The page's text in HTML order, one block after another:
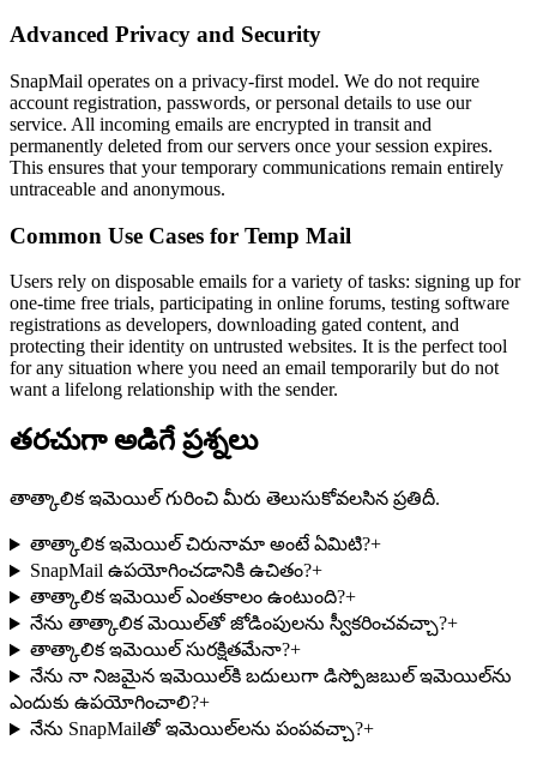
Advanced Privacy and Security
SnapMail operates on a privacy-first model. We do not require
account registration, passwords, or personal details to use our
service. All incoming emails are encrypted in transit and
permanently deleted from our servers once your session expires.
This ensures that your temporary communications remain entirely
untraceable and anonymous.
Common Use Cases for Temp Mail
Users rely on disposable emails for a variety of tasks: signing up for
one-time free trials, participating in online forums, testing software
registrations as developers, downloading gated content, and
protecting their identity on untrusted websites. It is the perfect tool
for any situation where you need an email temporarily but do not
want a lifelong relationship with the sender.
తరచుగా అడిగే ప్రశ్నలు
తాత్కాలిక ఇమెయిల్ గురించి మీరు తెలుసుకోవలసిన ప్రతిదీ.
తాత్కాలిక ఇమెయిల్ చిరునామా అంటే ఏమిటి?+
SnapMail ఉపయోగించడానికి ఉచితం?+
తాత్కాలిక ఇమెయిల్ ఎంతకాలం ఉంటుంది?+
నేను తాత్కాలిక మెయిల్‌తో జోడింపులను స్వీకరించవచ్చా?+
తాత్కాలిక ఇమెయిల్ సురక్షితమేనా?+
నేను నా నిజమైన ఇమెయిల్‌కి బదులుగా డిస్పోజబుల్ ఇమెయిల్‌ను
ఎందుకు ఉపయోగించాలి?+
నేను SnapMailతో ఇమెయిల్‌లను పంపవచ్చా?+